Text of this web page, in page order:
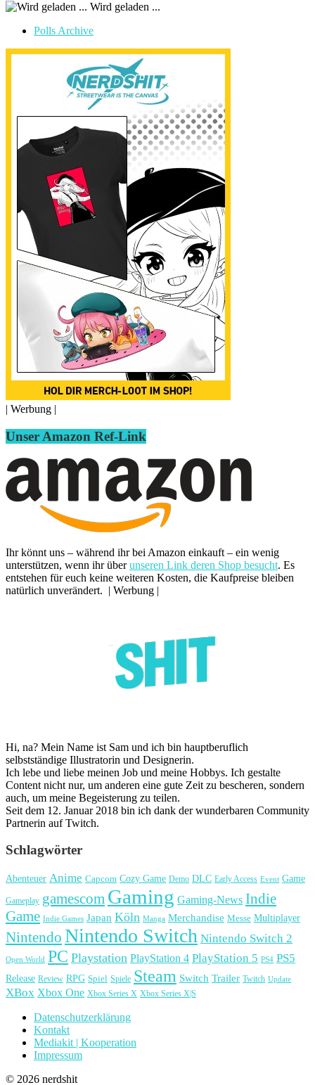
Wird geladen ...
Polls Archive
| Werbung |
Unser Amazon Ref-Link
Ihr könnt uns – während ihr bei Amazon einkauft – ein wenig
unterstützen, wenn ihr überunseren Link deren Shop besucht. Es
entstehen für euch keine weiteren Kosten, die Kaufpreise bleiben
natürlich unverändert. | Werbung |
Hi, na? Mein Name ist Sam und ich bin hauptberuflich
selbstständige Illustratorin und Designerin.
Ich lebe und liebe meinen Job und meine Hobbys. Ich gestalte
Content nicht nur, um anderen eine gute Zeit zu bescheren, sondern
auch, um meine Begeisterung zu teilen.
Seit dem 12. Januar 2018 bin ich dank der wunderbaren Community
Partnerin auf Twitch.
Schlagwörter
Abenteuer Anime Capcom Cozy Game Demo DLC Early Access Event Game
Gameplay gamescom Gaming Gaming-News Indie
Game Indie Games Japan Köln Manga Merchandise Messe Multiplayer
Nintendo Nintendo Switch Nintendo Switch 2
Open World PC Playstation PlayStation 4 PlayStation 5 PS4 PS5
Release Review RPG Spiel Spiele Steam Switch Trailer Twitch Update
XBox Xbox One Xbox Series X Xbox Series X|S
Datenschutzerklärung
Kontakt
Mediakit | Kooperation
Impressum
© 2026 nerdshit